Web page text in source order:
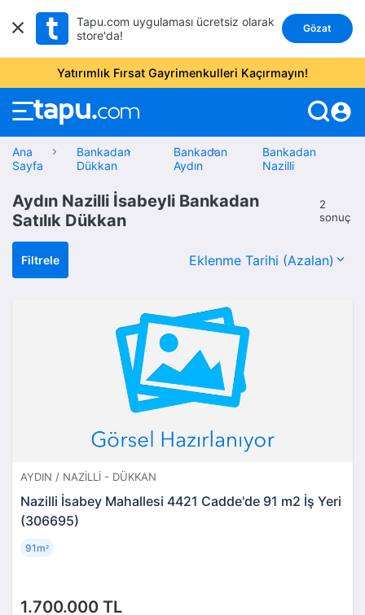
Tapu.com uygulaması ücretsiz olarak
store'da!
Gözat
Yatırımlık Fırsat Gayrimenkulleri Kaçırmayın!
account_circle
Ana
Sayfa
Bankadan
Dükkan
Bankadan
Aydın
Bankadan
Nazilli
Aydın Nazilli İsabeyli Bankadan
Satılık Dükkan
2
sonuç
Filtrele
AYDIN / NAZILLI - DÜKKAN
Nazilli İsabey Mahallesi 4421 Cadde'de 91 m2 İş Yeri
(306695)
1.700.000 TL
91m²